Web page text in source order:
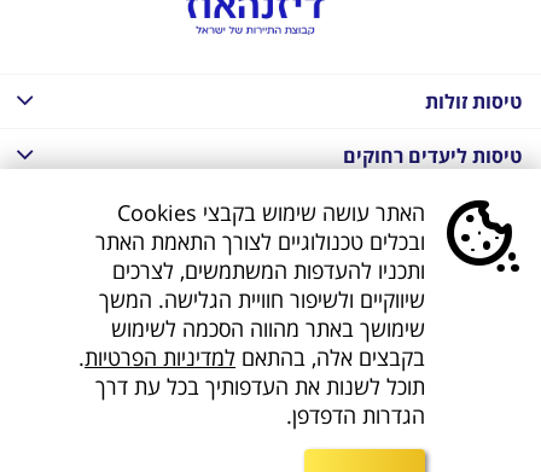
טיסות זולות
טיסות ליעדים רחוקים
חבילות נופש בחו"ל
חבילות נופש בחו"ל
חבילות טוס וסע
דילים לחו"ל
קישורים נוספים
האתר עושה שימוש בקבצי Cookies
ובכלים טכנולוגיים לצורך התאמת האתר
ותכניו להעדפות המשתמשים, לצרכים
שיווקיים ולשיפור חוויית הגלישה. המשך
שימושך באתר מהווה הסכמה לשימוש
בקבצים אלה, בהתאם למדיניות הפרטיות.
תוכל לשנות את העדפותיך בכל עת דרך
הגדרות הדפדפן.